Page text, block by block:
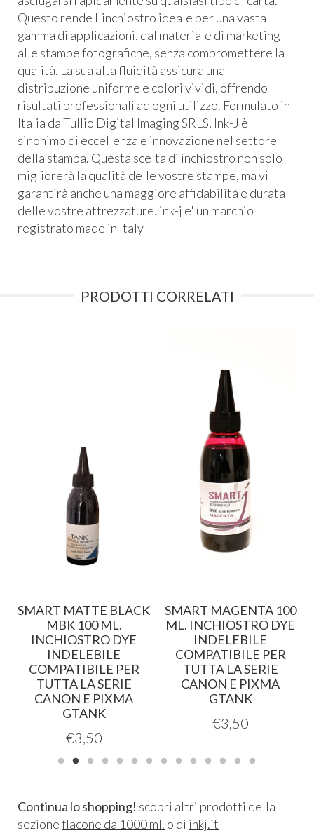
Questo rende l'inchiostro ideale per una vasta
gamma di applicazioni, dal materiale di marketing
alle stampe fotografiche, senza compromettere la
qualità. La sua alta fluidità assicura una
distribuzione uniforme e colori vividi, offrendo
risultati professionali ad ogni utilizzo. Formulato in
Italia da Tullio Digital Imaging SRLS, Ink-J è
sinonimo di eccellenza e innovazione nel settore
della stampa. Questa scelta di inchiostro non solo
migliorerà la qualità delle vostre stampe, ma vi
garantirà anche una maggiore affidabilità e durata
delle vostre attrezzature. ink-j e' un marchio
registrato made in Italy
PRODOTTI CORRELATI
SMART MATTE BLACK
MBK 100 ML.
INCHIOSTRO DYE
INDELEBILE
COMPATIBILE PER
TUTTA LA SERIE
CANON E PIXMA
GTANK
€3,50
SMART MAGENTA 100
ML. INCHIOSTRO DYE
INDELEBILE
COMPATIBILE PER
TUTTA LA SERIE
CANON E PIXMA
GTANK
€3,50
Continua lo shopping! scopri altri prodotti della
sezioneflacone da 1000 ml. o di inkj.it